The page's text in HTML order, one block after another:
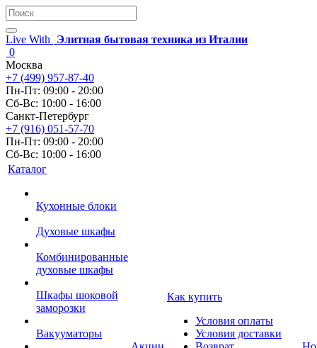
Live With
Элитная бытовая техника из Италии
0
Москва
+7 (499) 957-87-40
Пн-Пт: 09:00 - 20:00
Сб-Вс: 10:00 - 16:00
Санкт-Петербург
+7 (916) 051-57-70
Пн-Пт: 09:00 - 20:00
Сб-Вс: 10:00 - 16:00
Каталог
Кухонные блоки
Духовые шкафы
Комбинированные
духовые шкафы
Шкафы шоковой
заморозки
Вакууматоры
Как купить
Условия оплаты
Условия доставки